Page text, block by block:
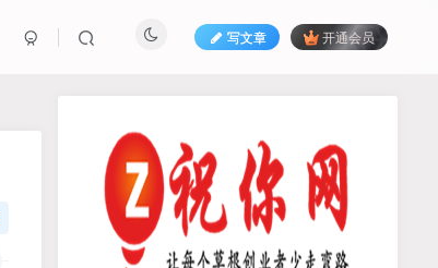
写文章 开通会员
425人已阅读
TOP1